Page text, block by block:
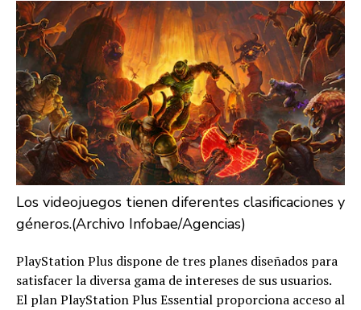
Los videojuegos tienen diferentes clasificaciones y
géneros.(Archivo Infobae/Agencias)
PlayStation Plus dispone de tres planes diseñados para
satisfacer la diversa gama de intereses de sus usuarios.
El plan PlayStation Plus Essential proporciona acceso al